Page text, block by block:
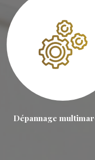
Dépannage